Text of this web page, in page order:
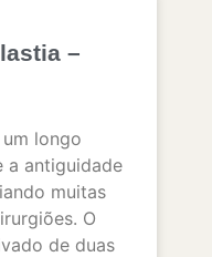
–
longo
a antiguidade
muitas
O
de duas